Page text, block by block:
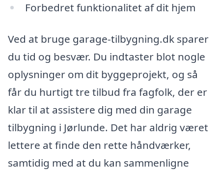
Forbedret funktionalitet af dit hjem
Ved at bruge garage-tilbygning.dk sparer
du tid og besvær. Du indtaster blot nogle
oplysninger om dit byggeprojekt, og så
får du hurtigt tre tilbud fra fagfolk, der er
klar til at assistere dig med din garage
tilbygning i Jørlunde. Det har aldrig været
lettere at finde den rette håndværker,
samtidig med at du kan sammenligne